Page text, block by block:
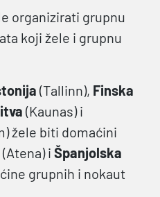
organizirati grupnu
koji žele i grupnu
(Tallinn), Finska
(Kaunas) i
žele biti domaćini
(Atena) i Španjolska
grupnih i nokaut